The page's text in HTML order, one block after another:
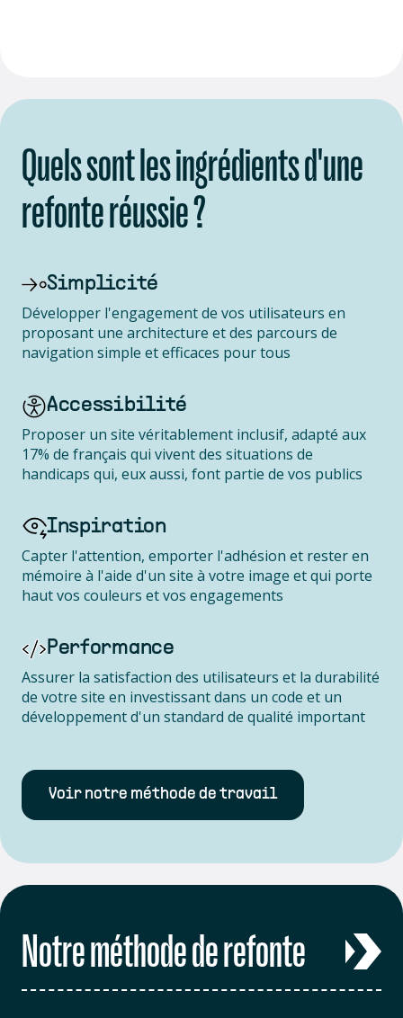
Quels sont les ingrédients d'une
refonte réussie ?
Simplicité
Développer l'engagement de vos utilisateurs en
proposant une architecture et des parcours de
navigation simple et efficaces pour tous
Accessibilité
Proposer un site véritablement inclusif, adapté aux
17% de français qui vivent des situations de
handicaps qui, eux aussi, font partie de vos publics
Inspiration
Capter l'attention, emporter l'adhésion et rester en
mémoire à l'aide d'un site à votre image et qui porte
haut vos couleurs et vos engagements
Performance
Assurer la satisfaction des utilisateurs et la durabilité
de votre site en investissant dans un code et un
développement d'un standard de qualité important
Voir notre méthode de travail
Notre méthode de refonte